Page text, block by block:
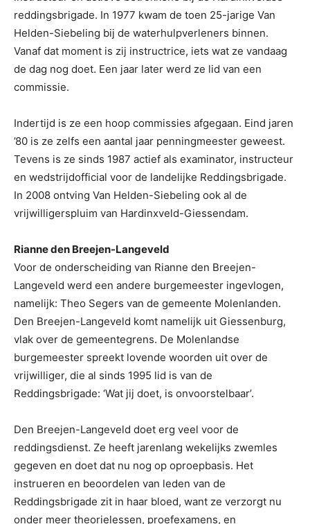
reddingsbrigade. In 1977 kwam de toen 25-jarige Van
Helden-Siebeling bij de waterhulpverleners binnen.
Vanaf dat moment is zij instructrice, iets wat ze vandaag
de dag nog doet. Een jaar later werd ze lid van een
commissie.
Indertijd is ze een hoop commissies afgegaan. Eind jaren
’80 is ze zelfs een aantal jaar penningmeester geweest.
Tevens is ze sinds 1987 actief als examinator, instructeur
en wedstrijdofficial voor de landelijke Reddingsbrigade.
In 2008 ontving Van Helden-Siebeling ook al de
vrijwilligerspluim van Hardinxveld-Giessendam.
Rianne den Breejen-Langeveld
Voor de onderscheiding van Rianne den Breejen-
Langeveld werd een andere burgemeester ingevlogen,
namelijk: Theo Segers van de gemeente Molenlanden.
Den Breejen-Langeveld komt namelijk uit Giessenburg,
vlak over de gemeentegrens. De Molenlandse
burgemeester spreekt lovende woorden uit over de
vrijwilliger, die al sinds 1995 lid is van de
Reddingsbrigade: ‘Wat jij doet, is onvoorstelbaar’.
Den Breejen-Langeveld doet erg veel voor de
reddingsdienst. Ze heeft jarenlang wekelijks zwemles
gegeven en doet dat nu nog op oproepbasis. Het
instrueren en beoordelen van leden van de
Reddingsbrigade zit in haar bloed, want ze verzorgt nu
onder meer theorielessen, proefexamens, en